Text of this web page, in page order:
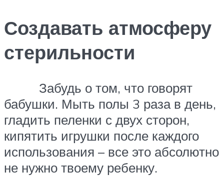
Создавать атмосферу
стерильности
Забудь о том, что говорят
бабушки. Мыть полы 3 раза в день,
гладить пеленки с двух сторон,
кипятить игрушки после каждого
использования – все это абсолютно
не нужно твоему ребенку.